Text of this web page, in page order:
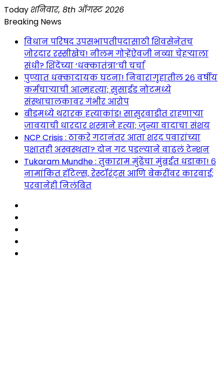
Skip
to
Today शनिवार, 8th ऑगस्ट 2026
Breaking News
विधान परिषद उपसभापतीपदासाठी शिवसेनेतच
जोरदार रस्सीखेच! नीलम गोऱ्हेंऐवजी नव्या चेहऱ्याला
संधी? शिंदेंच्या ‘धक्कातंत्रा’ची चर्चा
पुण्यात धक्कादायक घटना! निवारागृहातील २६ वर्षीय
कर्मचाऱ्याची आत्महत्या; सुसाईड नोटमध्ये
संस्थाचालकावर गंभीर आरोप
बीडमध्ये थरारक हत्याकांड! सासुरवाडीत राहणाऱ्या
जावयाची धारदार शस्त्राने हत्या; जुन्या वादाचा संशय
NCP Crisis : ठाकरे गटानंतर आता शरद पवारांच्या
पक्षातही अस्वस्थता? दोन गट पडल्याने वाढलं टेन्शन
Tukaram Mundhe : तुकाराम मुंढेंचा मुंबईत धडाका! ६
नामांकित हॉटेल्स, रेस्टॉरंट्स आणि बेकरींवर कारवाई;
परवानेही निलंबित